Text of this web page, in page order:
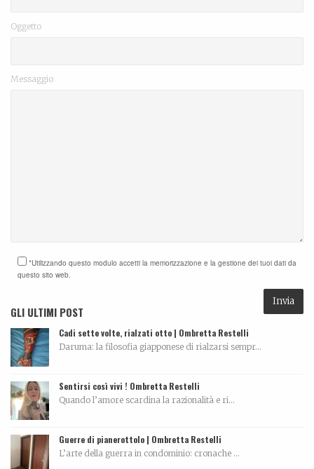
Oggetto
Messaggio
*Utilizzando questo modulo accetti la memorizzazione e la gestione dei tuoi dati da
questo sito web.
GLI ULTIMI POST
Cadi sette volte, rialzati otto | Ombretta Restelli
Daruma: la filosofia giapponese di rialzarsi sempr...
Sentirsi così vivi ! Ombretta Restelli
Quando l’amore scardina la razionalità e ri...
Guerre di pianerottolo | Ombretta Restelli
L’arte della guerra in condominio: cronache ...